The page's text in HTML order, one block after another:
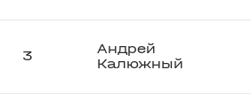
3
Андрей
Калюжный